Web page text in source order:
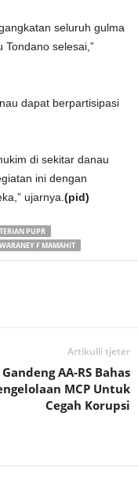
seluruh gulma
selesai,”
dapat berpartisipasi
di sekitar danau
ini dengan
ujarnya. (pid)
PUPR
F MAMAHIT
Artikulli tjetër
Gandeng AA-RS Bahas
MCP Untuk
Cegah Korupsi